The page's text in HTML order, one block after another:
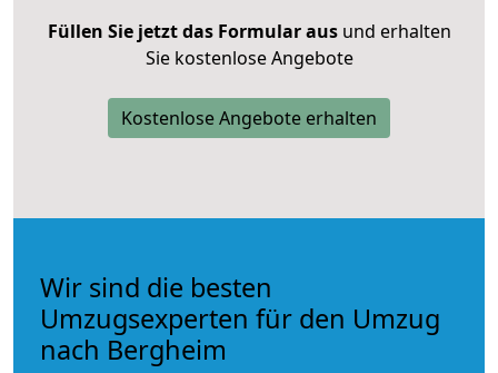
Füllen Sie jetzt das Formular ausund erhalten
Sie kostenlose Angebote
Kostenlose Angebote erhalten
Wir sind die besten
Umzugsexperten für den Umzug
nach Bergheim